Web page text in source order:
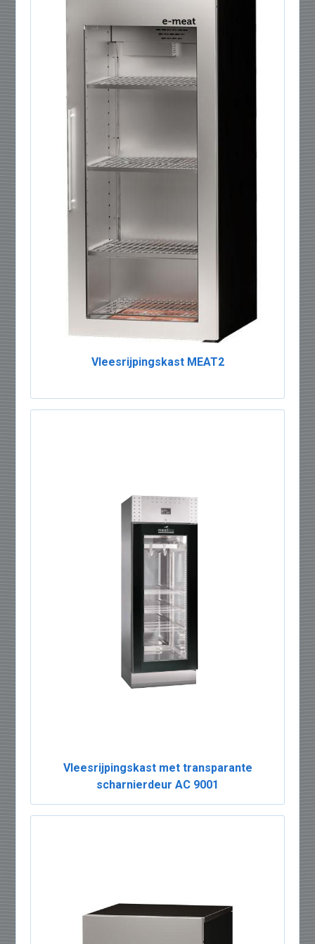
Vleesrijpingskast MEAT2
Vleesrijpingskast met transparante
scharnierdeur AC 9001